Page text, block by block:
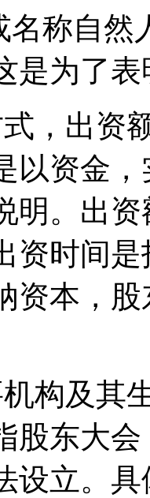
名称自然
是为了
，出资
以资金
明。出
资时间
资本，
构及其
股东大
设立。